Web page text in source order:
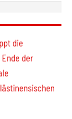
die
der